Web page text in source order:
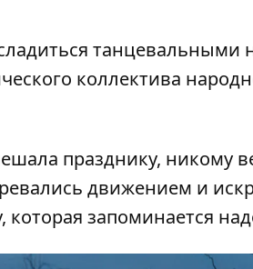
танцевальными
коллектива
празднику, никому
движением и
запоминается